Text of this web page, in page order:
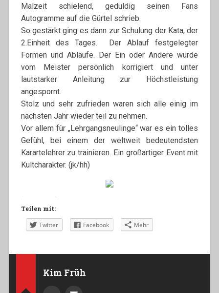
Malzeit schielend, geduldig seinen Fans
Autogramme auf die Gürtel schrieb.
So gestärkt ging es dann zur Schulung der Kata, der
2.Einheit des Tages. Der Ablauf festgelegter
Formen und Abläufe. Der Ein oder Andere wurde
vom Meister persönlich korrigiert und unter
lautstarker Anleitung zur Höchstleistung
angespornt.
Stolz und sehr zufrieden waren sich alle einig im
nächsten Jahr wieder teil zu nehmen.
Vor allem für „Lehrgangsneulinge“ war es ein tolles
Gefühl, bei einem der weltweit bedeutendsten
Karartelehrer zu trainieren. Ein großartiger Event mit
Kultcharakter. (jk/hh)
Teilen mit:
Twitter Facebook Mehr
Kim Früh